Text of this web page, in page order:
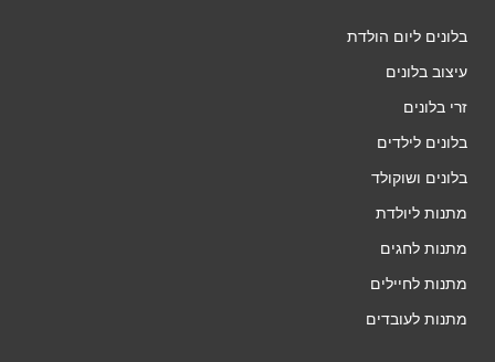
בלונים ליום הולדת
עיצוב בלונים
זרי בלונים
בלונים לילדים
בלונים ושוקולד
מתנות ליולדת
מתנות לחגים
מתנות לחיילים
מתנות לעובדים